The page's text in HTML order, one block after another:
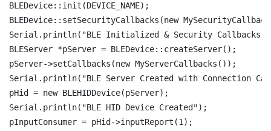
BLEDevice::init(DEVICE_NAME);
BLEDevice::setSecurityCallbacks(new
Serial.println("BLE Initialized & Security Callbacks
BLEServer *pServer = BLEDevice::createServer();
pServer->setCallbacks(new MyServerCallbacks());
Serial.println("BLE Server Created with Connection
pHid = new BLEHIDDevice(pServer);
Serial.println("BLE HID Device Created");
pInputConsumer = pHid->inputReport(1);